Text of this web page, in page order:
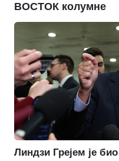
ВОСТОК колумне
Линдзи Грејем је